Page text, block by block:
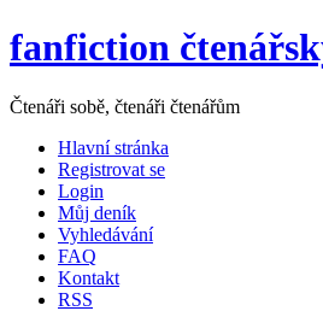
fanfiction
Čtenáři sobě, čtenáři čtenářům
Hlavní stránka
Registrovat se
Login
Můj deník
Vyhledávání
FAQ
Kontakt
RSS